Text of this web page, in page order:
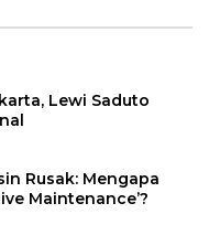
Lewi Saduto
Rusak: Mengapa
Maintenance’?